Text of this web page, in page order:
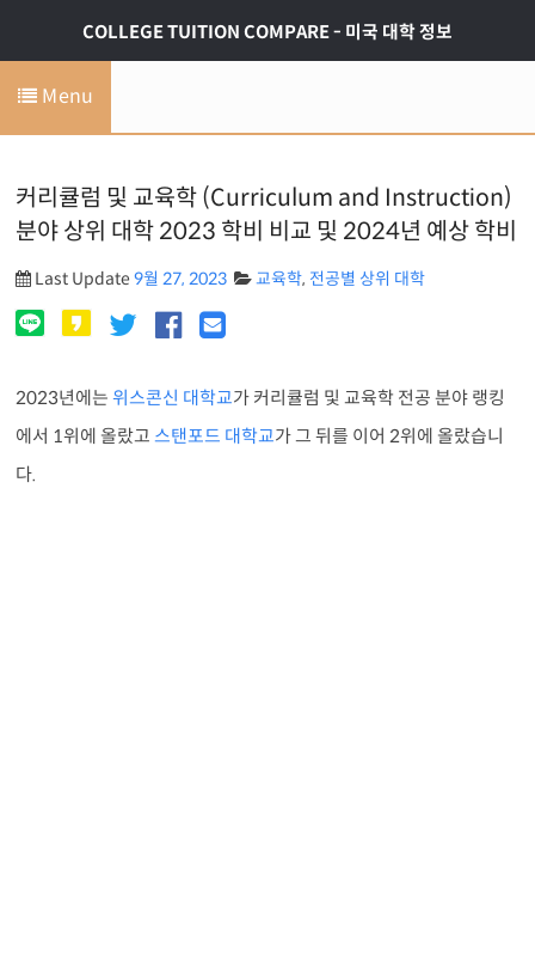
COLLEGE TUITION COMPARE - 미국 대학 정보
Menu
커리큘럼 및 교육학 (Curriculum and Instruction)
분야 상위 대학 2023 학비 비교 및 2024년 예상 학비
Last Update9월 27, 2023 교육학, 전공별 상위 대학
2023년에는 위스콘신 대학교가 커리큘럼 및 교육학 전공 분야 랭킹
에서 1위에 올랐고 스탠포드 대학교가 그 뒤를 이어 2위에 올랐습니
다.